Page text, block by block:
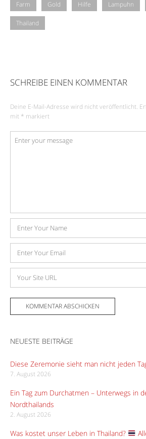
Farm Gold Hilfe Lampuhn
Thailand
SCHREIBE EINEN KOMMENTAR
Deine E-Mail-Adresse wird nicht veröffentlicht.
mit * markiert
Kommentar
Name
Mail-
Adresse
Website
NEUESTE BEITRÄGE
Diese Zeremonie sieht man nicht jeden
7. August 2026
Ein Tag zum Durchatmen – Unterwegs in
Nordthailands
2. August 2026
Was kostet unser Leben in Thailand?